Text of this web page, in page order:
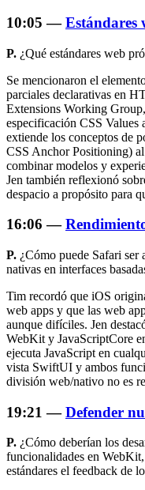
10:05 —Estándares
P. ¿Qué estándares web
Se mencionaron el
parciales declarativas en
Extensions Working
especificación CSS
extiende los conceptos de
CSS Anchor Positioning)
combinar modelos y
Jen también reflexionó
despacio a propósito para
16:06 —
P. ¿Cómo puede Safari ser
nativas en interfaces
Tim recordó que iOS
web apps y que las web
aunque difíciles. Jen
WebKit y JavaScriptCore
ejecuta JavaScript en
vista SwiftUI y ambos
división web/nativo no es
19:21 —Defender
P. ¿Cómo deberían los
funcionalidades en
estándares el feedback de